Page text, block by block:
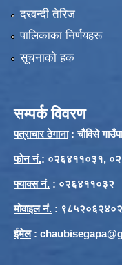
दरवन्दी तेरिज
पालिकाका निर्णयहरू
सूचनाको हक
सम्पर्क विवरण
पत्राचार ठेगाना: चौविसे
फाेन नं.: ०२६४११०३१,
फ्याक्स नं. : ०२६४११०३२
मोवाइल नं. : ९८५२०६२४०२
ईमेल: